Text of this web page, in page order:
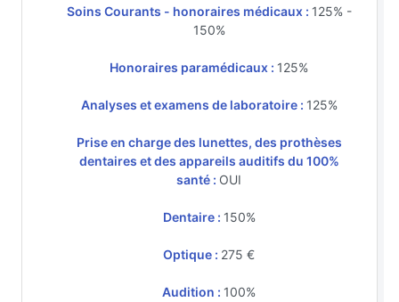
Soins Courants - honoraires médicaux : 125% -
150%
Honoraires paramédicaux : 125%
Analyses et examens de laboratoire : 125%
Prise en charge des lunettes, des prothèses
dentaires et des appareils auditifs du 100%
santé : OUI
Dentaire : 150%
Optique : 275 €
Audition : 100%